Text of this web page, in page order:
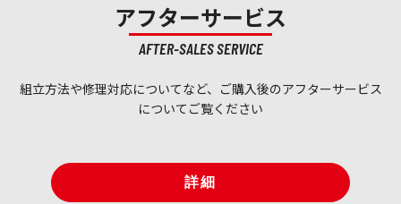
アフターサービス
AFTER-SALES SERVICE
組立方法や修理対応についてなど、ご購入後のアフターサービス
についてご覧ください
詳細